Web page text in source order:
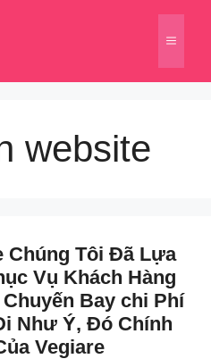
Menu
website
Chúng Tôi Đã Lựa
Vụ Khách Hàng
Bay chi Phí
Như Ý, Đó Chính
Vegiare